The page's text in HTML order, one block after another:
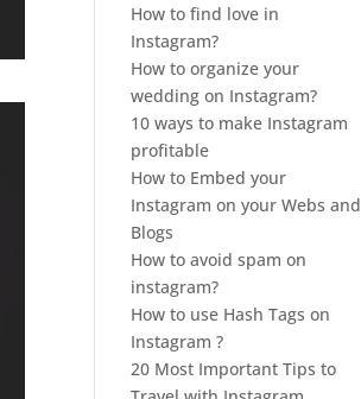
How to find love in
Instagram?
How to organize your
wedding on Instagram?
10 ways to make Instagram
profitable
How to Embed your
Instagram on your Webs and
Blogs
How to avoid spam on
instagram?
How to use Hash Tags on
Instagram ?
20 Most Important Tips to